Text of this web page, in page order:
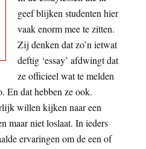
geef blijken studenten hier
vaak enorm mee te zitten.
Zij denken dat zo’n ietwat
deftig ‘essay’ afdwingt dat
ze officieel wat te melden
En dat hebben ze ook.
willen kijken naar een
maar niet loslaat. In ieders
ervaringen om de een of